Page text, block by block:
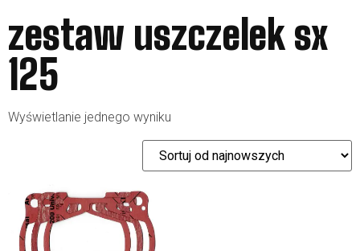
zestaw uszczelek sx
125
Wyświetlanie jednego wyniku